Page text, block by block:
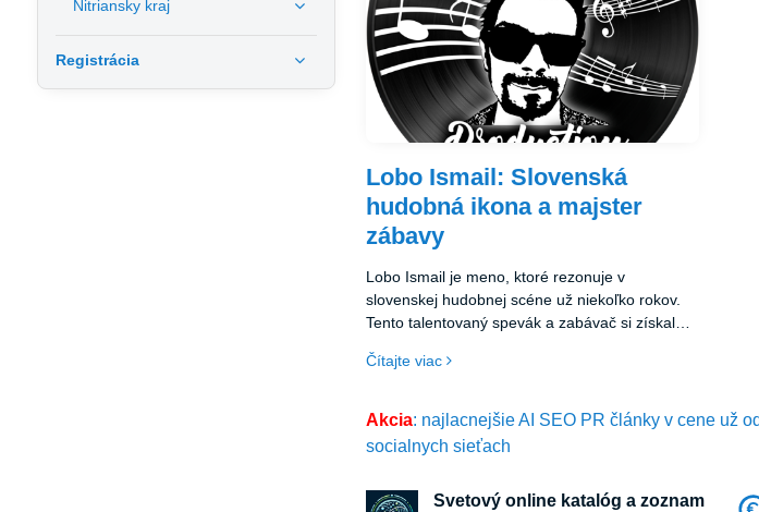
Lobo Ismail: Slovenská
hudobná ikona a majster
zábavy
Lobo Ismail je meno, ktoré rezonuje v
slovenskej hudobnej scéne už niekoľko rokov.
Tento talentovaný spevák a zabávač si získal
prejavom a nezabudnuteľnými hitmi.
Čítajte viac
Akcia: najlacnejšie AI SEO PR články v cene už
socialnych sieťach
Svetový online katalóg a zoznam
Nitriansky kraj
Registrácia